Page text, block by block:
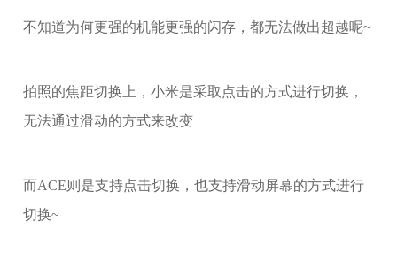
不知道为何更强的机能更强的闪存，都无法做出超越呢~
拍照的焦距切换上，小米是采取点击的方式进行切换，
无法通过滑动的方式来改变
而ACE则是支持点击切换，也支持滑动屏幕的方式进行
切换~